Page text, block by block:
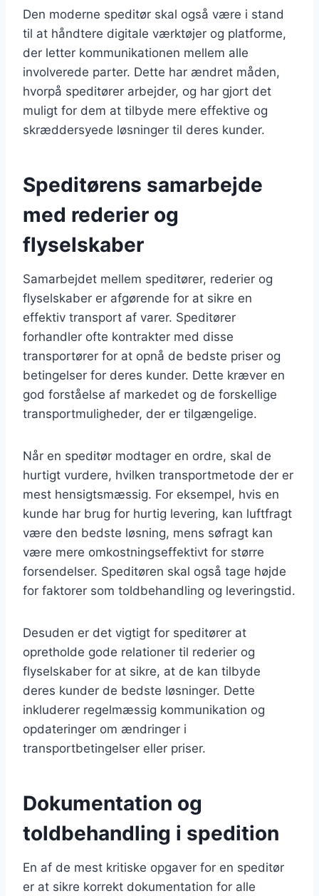
Den moderne speditør skal også være i stand
til at håndtere digitale værktøjer og platforme,
der letter kommunikationen mellem alle
involverede parter. Dette har ændret måden,
hvorpå speditører arbejder, og har gjort det
muligt for dem at tilbyde mere effektive og
skræddersyede løsninger til deres kunder.
Speditørens samarbejde
med rederier og
flyselskaber
Samarbejdet mellem speditører, rederier og
flyselskaber er afgørende for at sikre en
effektiv transport af varer. Speditører
forhandler ofte kontrakter med disse
transportører for at opnå de bedste priser og
betingelser for deres kunder. Dette kræver en
god forståelse af markedet og de forskellige
transportmuligheder, der er tilgængelige.
Når en speditør modtager en ordre, skal de
hurtigt vurdere, hvilken transportmetode der er
mest hensigtsmæssig. For eksempel, hvis en
kunde har brug for hurtig levering, kan luftfragt
være den bedste løsning, mens søfragt kan
være mere omkostningseffektivt for større
forsendelser. Speditøren skal også tage højde
for faktorer som toldbehandling og leveringstid.
Desuden er det vigtigt for speditører at
opretholde gode relationer til rederier og
flyselskaber for at sikre, at de kan tilbyde
deres kunder de bedste løsninger. Dette
inkluderer regelmæssig kommunikation og
opdateringer om ændringer i
transportbetingelser eller priser.
Dokumentation og
toldbehandling i spedition
En af de mest kritiske opgaver for en speditør
er at sikre korrekt dokumentation for alle